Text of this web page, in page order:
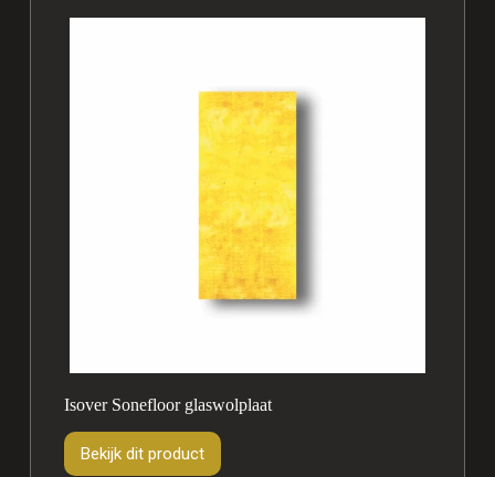
Isover Sonefloor glaswolplaat
Bekijk dit product
Bekijk